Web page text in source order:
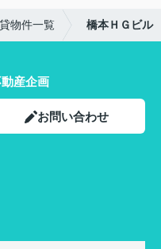
物件一覧 橋本ＨＧビル
産企画
お問い合わせ